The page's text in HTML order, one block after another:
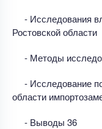
- Исследования
Ростовской области
- Методы
- Исследование
области
- Выводы 36